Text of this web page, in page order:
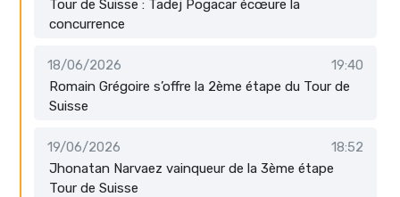
Tour de Suisse : Tadej Pogacar écœure la
concurrence
18/06/2026
19:40
Romain Grégoire s’offre la 2ème étape du Tour de
Suisse
19/06/2026
18:52
Jhonatan Narvaez vainqueur de la 3ème étape
Tour de Suisse